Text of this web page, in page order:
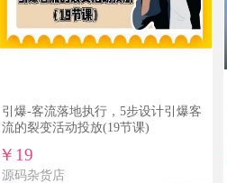
引爆-客流落地执行，5步设计引爆客
流的裂变活动投放(19节课)
￥19
源码杂货店